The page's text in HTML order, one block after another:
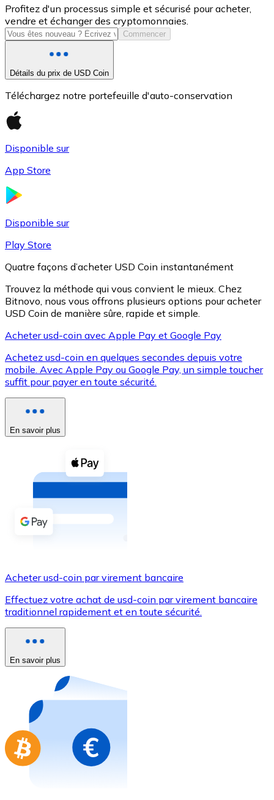
USD Coin
USDC
XRP
XRP
Voir toutes
Coupons crypto
Achetez des cryptomonnaies en espèces et d'autres
Acheter avec espèces
Virement SEPA
Utilisez les cartes Visa et Mastercard pour acheter
Acheter avec carte
Nouveau
Achetez des cartes-cadeaux de vos marques
Aller à la boutique de cartes-cadeaux
Profitez d'un processus simple et sécurisé pour acheter,
vendre et échanger des cryptomonnaies.
Commencer
Détails du prix de USD Coin
Téléchargez notre portefeuille d'auto-conservation
Disponible sur
App Store
Disponible sur
Play Store
Quatre façons d’acheter USD Coin instantanément
Trouvez la méthode qui vous convient le mieux. Chez
Bitnovo, nous vous offrons plusieurs options pour acheter
USD Coin de manière sûre, rapide et simple.
Acheter usd-coin avec Apple Pay et Google Pay
Achetez usd-coin en quelques secondes depuis votre
mobile. Avec Apple Pay ou Google Pay, un simple toucher
suffit pour payer en toute sécurité.
En savoir plus
Acheter usd-coin par virement bancaire
Effectuez votre achat de usd-coin par virement bancaire
traditionnel rapidement et en toute sécurité.
En savoir plus